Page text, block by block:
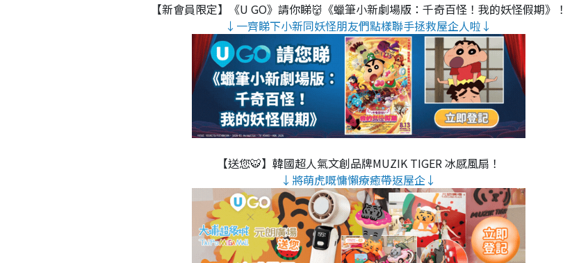
【新會員限定】《U GO》請你睇👹《蠟筆小新劇場版：千奇百怪！我的妖怪假期》！
↓一齊睇下小新同妖怪朋友們點樣聯手拯救屋企人啦↓
【送您🐯】韓國超人氣文創品牌MUZIK TIGER 冰感風扇！
↓將萌虎嘅慵懶療癒帶返屋企↓